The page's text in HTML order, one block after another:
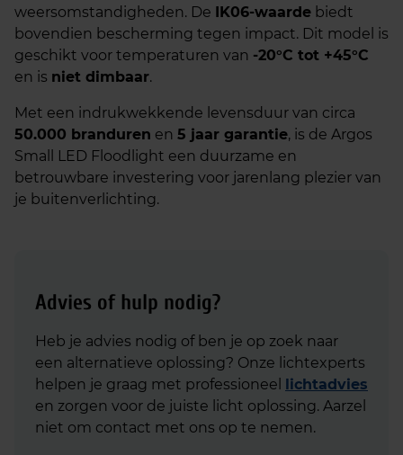
weersomstandigheden. De IK06-waarde biedt
bovendien bescherming tegen impact. Dit model is
geschikt voor temperaturen van -20°C tot +45°C
en is niet dimbaar.
Met een indrukwekkende levensduur van circa
50.000 branduren en 5 jaar garantie, is de Argos
Small LED Floodlight een duurzame en
betrouwbare investering voor jarenlang plezier van
je buitenverlichting.
Advies of hulp nodig?
Heb je advies nodig of ben je op zoek naar
een alternatieve oplossing? Onze lichtexperts
helpen je graag met professioneel lichtadvies
en zorgen voor de juiste licht oplossing. Aarzel
niet om contact met ons op te nemen.